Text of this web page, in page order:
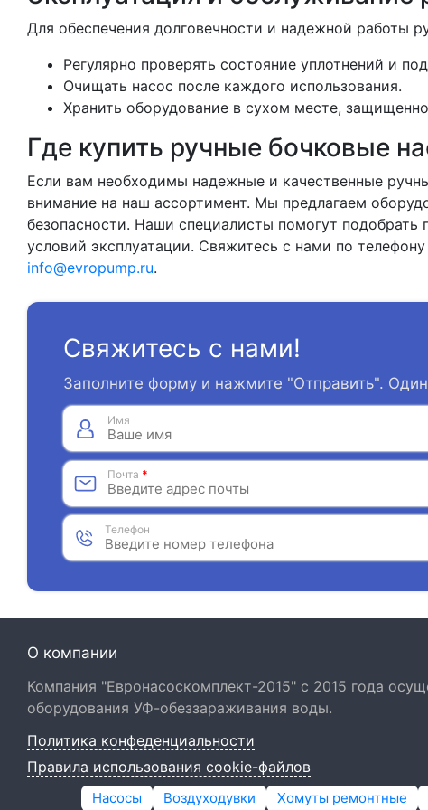
Для обеспечения долговечности и надежной работы
Регулярно проверять состояние уплотнений и
Очищать насос после каждого использования.
Хранить оборудование в сухом месте,
Где купить ручные бочковые
Если вам необходимы надежные и качественные
внимание на наш ассортимент. Мы предлагаем
безопасности. Наши специалисты помогут
условий эксплуатации. Свяжитесь с нами по телефону
info@evropump.ru.
Свяжитесь с нами!
Заполните форму и нажмите "Отправить".
Имя
Почта *
Телефон
О компании
Компания "Евронасоскомплект-2015" с 2015 года
оборудования УФ-обеззараживания воды.
Политика конфеденциальности
Правила использования cookie-файлов
Насосы Воздуходувки Хомуты ремонтные